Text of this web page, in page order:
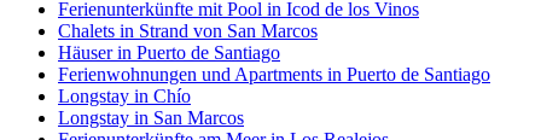
Ferienunterkünfte mit Pool in Icod de los Vinos
Chalets in Strand von San Marcos
Häuser in Puerto de Santiago
Ferienwohnungen und Apartments in Puerto de Santiago
Longstay in Chío
Longstay in San Marcos